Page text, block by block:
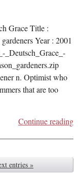
Grace Title :
Year : 2001
_Deutsch_Grace_-
n. Optimist who
that are too
Continue reading
entries »